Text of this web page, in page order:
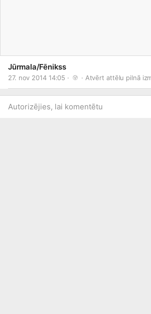
Jūrmala/Fēnikss
27. nov 2014 14:05 · · Atvērt attēlu pilnā
Autorizējies, lai komentētu